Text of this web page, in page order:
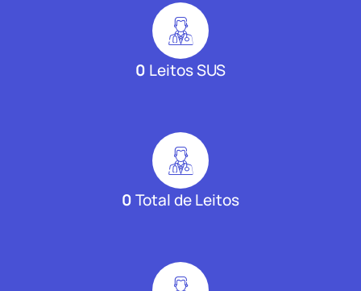
0 Leitos SUS
0Total de Leitos